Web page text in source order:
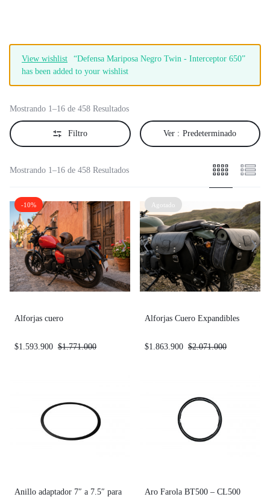
View wishlist
“Defensa Mariposa Negro Twin - Interceptor 650”
has been added to your wishlist
Mostrando 1–16 de 458 Resultados
Filtro Ver : Predeterminado
Mostrando 1–16 de 458 Resultados
-10%
Alforjas cuero
$1.771.000
$1.593.900
Agotado
Alforjas Cuero Expandibles
$2.071.000
$1.863.900
Anillo adaptador 7″ a 7.5″ para
Aro Farola BT500 – CL500